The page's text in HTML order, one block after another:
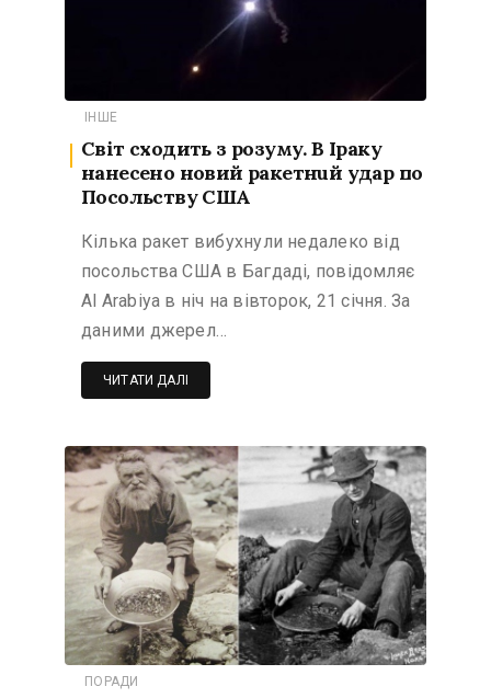
ІНШЕ
Світ сходить з розуму. В Ipaку
нанесено новий paкeтнuй yдаp по
Посольству США
Кілька ракет вибyхнyли недалеко від
посольства США в Багдаді, повідомляє
Al Arabiya в ніч на вівторок, 21 січня. За
даними джерел…
ЧИТАТИ ДАЛІ
ПОРАДИ